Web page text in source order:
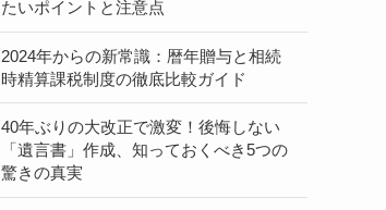
たいポイントと注意点
2024年からの新常識：暦年贈与と相続
時精算課税制度の徹底比較ガイド
40年ぶりの大改正で激変！後悔しない
「遺言書」作成、知っておくべき5つの
驚きの真実